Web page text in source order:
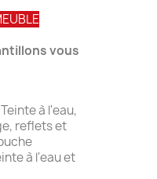
vous
Teinte à l'eau,
reflets et
à l'eau et